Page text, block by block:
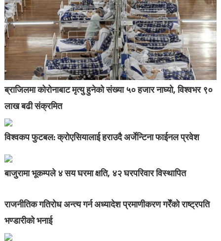
ब्राजिलमा कोरोनाबाट मृत्यु हुनेको संख्या ५० हजार नाघ्यो, विश्वभर ९०
लाख बढी संक्रमित
विश्वकप फुटबल: क्रोएसियालाई हराउदै अर्जेन्टिना फाईनल प्रवेश
बाजुरामा भूकम्पले ४ सय घरमा क्षति, ४२ घरपरिवार विस्थापित
राजनीतिक गतिरोध अन्त्य गर्न अध्यादेश प्रमाणीकरण गरेँको राष्ट्रपति
भण्डारीको भनाई